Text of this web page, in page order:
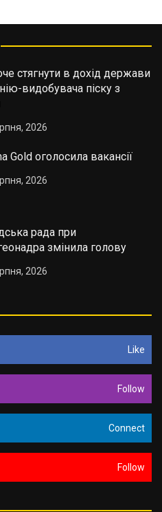
стягнути в дохід держави
видобувача піску з
2026
Gold оголосила вакансії
2026
рада при
змінила голову
2026
Like
Follow
Connect
Follow